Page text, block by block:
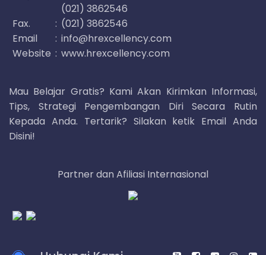
(021) 3862546
Fax.
: (021) 3862546
Email
: info@hrexcellency.com
Website : www.hrexcellency.com
Mau Belajar Gratis? Kami Akan Kirimkan Informasi,
Tips, Strategi Pengembangan Diri Secara Rutin
Kepada Anda. Tertarik? Silakan ketik Email Anda
Disini!
Partner dan Afiliasi Internasional